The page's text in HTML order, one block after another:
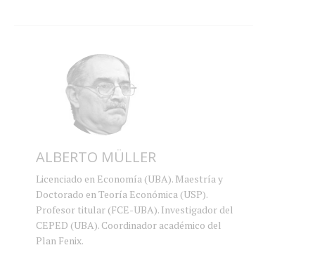
ALBERTO MÜLLER
Licenciado en Economía (UBA). Maestría y
Doctorado en Teoría Económica (USP).
Profesor titular (FCE-UBA). Investigador del
CEPED (UBA). Coordinador académico del
Plan Fenix.